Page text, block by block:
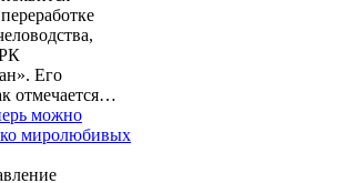
Его
отмечается…
можно
миролюбивых